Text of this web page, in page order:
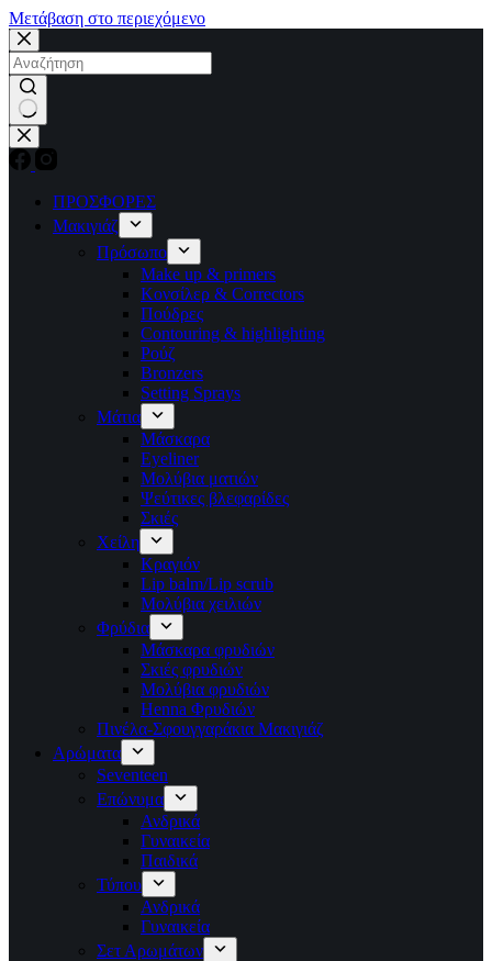
Μετάβαση στο περιεχόμενο
No
results
ΠΡΟΣΦΟΡΕΣ
Μακιγιάζ
Πρόσωπο
Make up & primers
Κονσίλερ & Correctors
Πούδρες
Contouring & highlighting
Ρούζ
Bronzers
Setting Sprays
Μάτια
Μάσκαρα
Eyeliner
Μολύβια ματιών
Ψεύτικες βλεφαρίδες
Σκιές
Χείλη
Κραγιόν
Lip balm/Lip scrub
Μολύβια χειλιών
Φρύδια
Μάσκαρα φρυδιών
Σκιές φρυδιών
Μολύβια φρυδιών
Henna Φρυδιών
Πινέλα-Σφουγγαράκια Μακιγιάζ
Αρώματα
Seventeen
Επώνυμα
Ανδρικά
Γυναικεία
Παιδικά
Τύπου
Ανδρικά
Γυναικεία
Σετ Αρωμάτων